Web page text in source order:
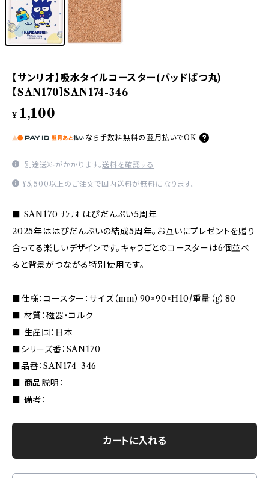
【サンリオ】吸水タイルコースター(バッドばつ丸)
【SAN170】SAN174-346
¥ 1,100
なら 手数料無料の 翌月払いでOK
別途送料がかかります。送料を確認する
¥5,500以上のご注文で国内送料が無料になります。
■ SAN170 ｻﾝﾘｵ はぴだんぶい5周年
2025年ははぴだんぶいの結成5周年。お互いにプレゼントを贈り
合ってる楽しいデザインです。キャラごとのコースターは6個並べ
ると背景がつながる特別使用です。
■仕様：コースター：サイズ（mm）90×90×H10/重量（g）80
■ 材質：磁器・コルク
■ 生産国：日本
■シリーズ番：SAN170
■品番：SAN174-346
■ 商品説明：
■ 備考：
カートに入れる